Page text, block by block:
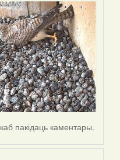
каб пакідаць каментары.